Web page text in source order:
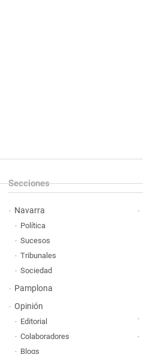
Secciones
Navarra
Política
Sucesos
Tribunales
Sociedad
Pamplona
Opinión
Editorial
Colaboradores
Blogs